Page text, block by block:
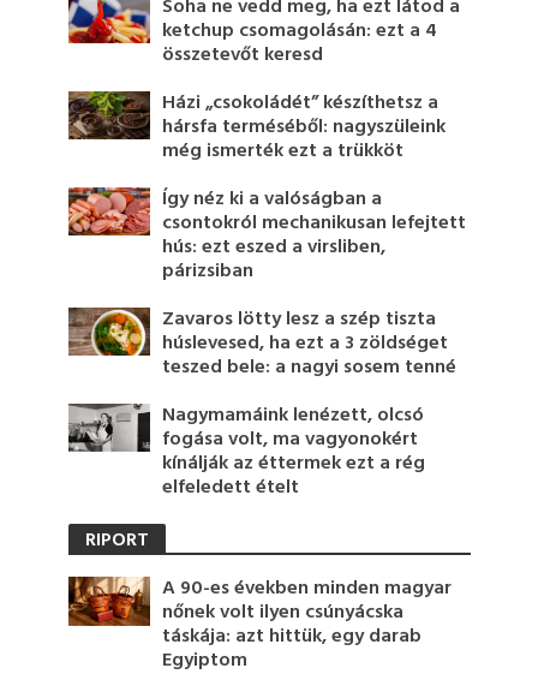
Soha ne vedd meg, ha ezt látod a
ketchup csomagolásán: ezt a 4
összetevőt keresd
Házi „csokoládét” készíthetsz a
hársfa terméséből: nagyszüleink
még ismerték ezt a trükköt
Így néz ki a valóságban a
csontokról mechanikusan lefejtett
hús: ezt eszed a virsliben,
párizsiban
Zavaros lötty lesz a szép tiszta
húslevesed, ha ezt a 3 zöldséget
teszed bele: a nagyi sosem tenné
Nagymamáink lenézett, olcsó
fogása volt, ma vagyonokért
kínálják az éttermek ezt a rég
elfeledett ételt
RIPORT
A 90-es években minden magyar
nőnek volt ilyen csúnyácska
táskája: azt hittük, egy darab
Egyiptom